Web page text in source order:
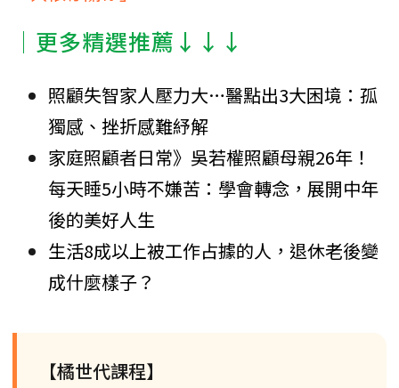
│更多精選推薦↓↓↓
照顧失智家人壓力大…醫點出3大困境：孤
獨感、挫折感難紓解
家庭照顧者日常》吳若權照顧母親26年！
每天睡5小時不嫌苦：學會轉念，展開中年
後的美好人生
生活8成以上被工作占據的人，退休老後變
成什麼樣子？
【橘世代課程】